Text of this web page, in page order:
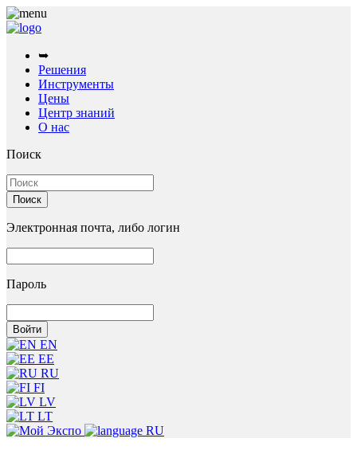
➥
Решения
Инструменты
Цены
Центр знаний
О нас
Поиск
Электронная почта, либо логин
Пароль
EN
EE
RU
FI
LV
LT
RU